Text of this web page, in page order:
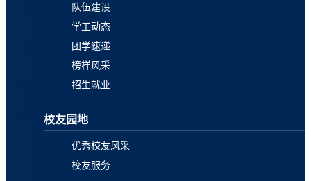
队伍建设
学工动态
团学速递
榜样风采
招生就业
校友园地
优秀校友风采
校友服务